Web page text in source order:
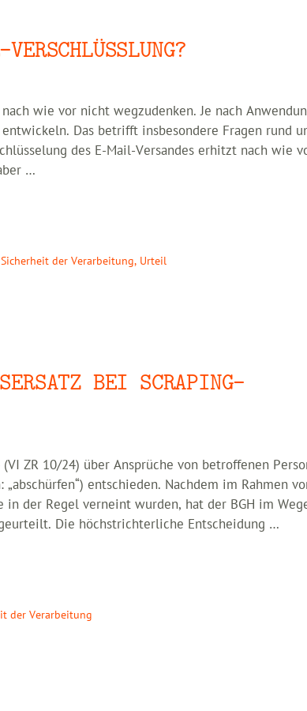
wie vor nicht wegzudenken. Je nach
Das betrifft insbesondere Fragen rund
des E-Mail-Versandes erhitzt nach wie
…
Sicherheit der Verarbeitung, Urteil
BEI SCRAPING-
ZR 10/24) über Ansprüche von betroffenen
entschieden. Nachdem im Rahmen
der Regel verneint wurden, hat der BGH im
Die höchstrichterliche Entscheidung …
der Verarbeitung